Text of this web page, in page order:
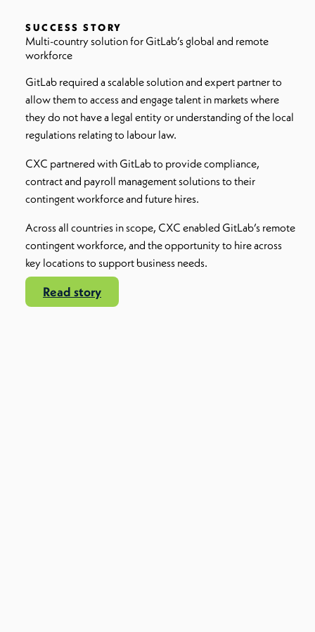
SUCCESS STORY
Multi-country solution for GitLab’s global and remote
workforce
GitLab required a scalable solution and expert partner to
allow them to access and engage talent in markets where
they do not have a legal entity or understanding of the local
regulations relating to labour law.
CXC partnered with GitLab to provide compliance,
contract and payroll management solutions to their
contingent workforce and future hires.
Across all countries in scope, CXC enabled GitLab’s remote
contingent workforce, and the opportunity to hire across
key locations to support business needs.
Read story